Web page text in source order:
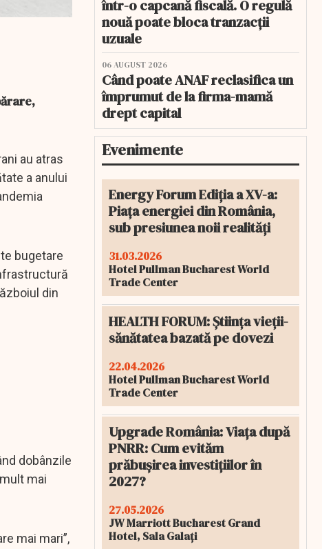
au atras
a anului
bugetare
din
dobânzile
mai
mai mari”,
într-o capcană fiscală. O regulă
nouă poate bloca tranzacții
uzuale
06 AUGUST 2026
Când poate ANAF reclasifica un
împrumut de la firma-mamă
drept capital
Evenimente
Energy Forum Ediția a XV-a:
Piața energiei din România,
sub presiunea noii realități
31.03.2026
Hotel Pullman Bucharest World
Trade Center
HEALTH FORUM: Știința vieții-
sănătatea bazată pe dovezi
22.04.2026
Hotel Pullman Bucharest World
Trade Center
Upgrade România: Viața după
PNRR: Cum evităm
prăbușirea investițiilor în
2027?
27.05.2026
JW Marriott Bucharest Grand
Hotel, Sala Galați